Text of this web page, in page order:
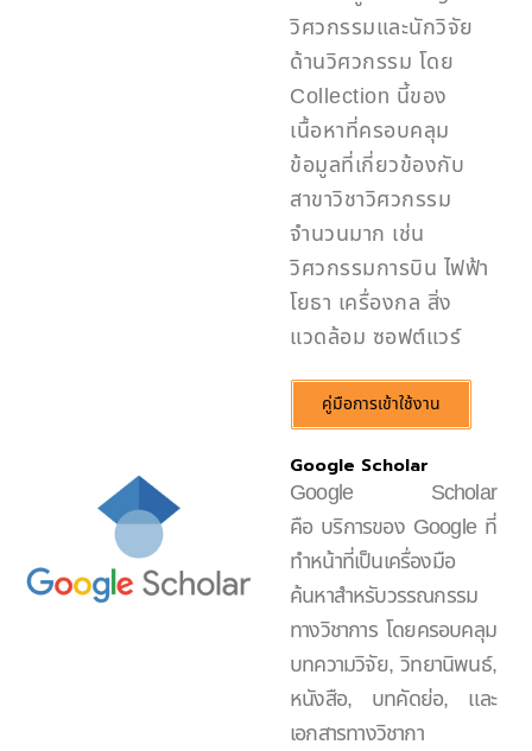
วิศวกรรมและนักวิจัย
ด้านวิศวกรรม โดย
Collection นี้ของ
เนื้อหาที่ครอบคลุม
ข้อมูลที่เกี่ยวข้องกับ
สาขาวิชาวิศวกรรม
จำนวนมาก เช่น
วิศวกรรมการบิน ไฟฟ้า
โยธา เครื่องกล สิ่ง
แวดล้อม ซอฟต์แวร์
คู่มือการเข้าใช้งาน
Google Scholar
Google Scholar
คือ บริการของ Google ที่
ทำหน้าที่เป็นเครื่องมือ
ค้นหาสำหรับวรรณกรรม
ทางวิชาการ โดยครอบคลุม
บทความวิจัย, วิทยานิพนธ์,
หนังสือ, บทคัดย่อ, และ
เอกสารทางวิชากา